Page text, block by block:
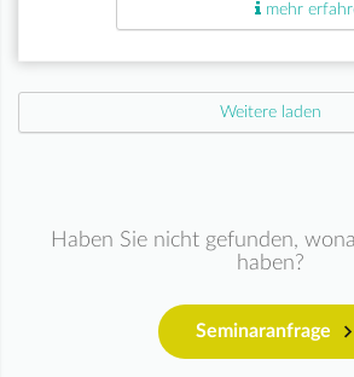
mehr
Weitere laden
Haben Sie nicht gefunden,
haben?
Seminaranfrage